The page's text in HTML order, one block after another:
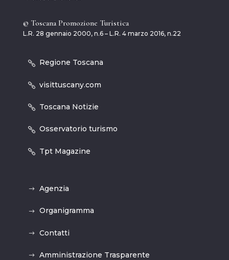
© Toscana Promozione Turistica
L.R. 28 gennaio 2000, n.6 – L.R. 4 marzo 2016, n.22
Regione Toscana
visittuscany.com
Toscana Notizie
Osservatorio turismo
Tpt Magazine
Agenzia
Organigramma
Contatti
Amministrazione Trasparente